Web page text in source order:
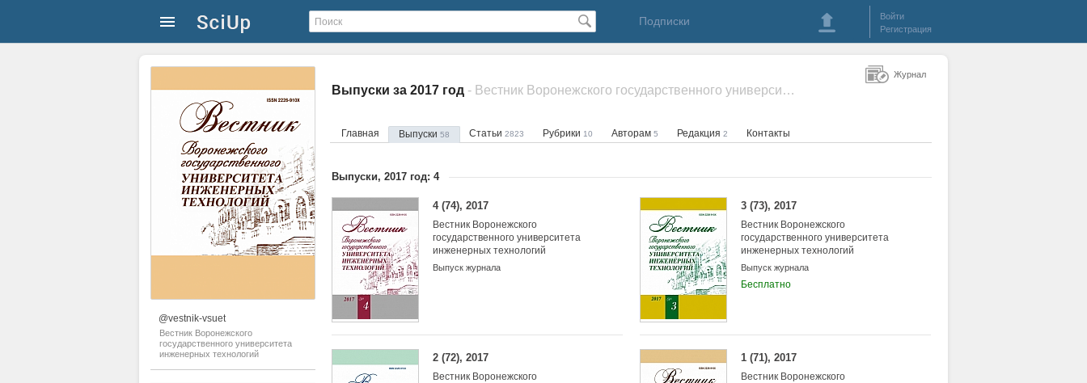
Подписки
Войти
Регистрация
@vestnik-vsuet
Вестник Воронежского
государственного университета
инженерных технологий
Выпуски за 2017 год - Вестник Воронежского государственного университета инженерных технологий
Главная Выпуски 58 Статьи 2823 Рубрики 10 Авторам 5 Редакция 2 Контакты
Выпуски, 2017 год: 4
4 (74), 2017
Вестник Воронежского
государственного университета
инженерных технологий
Выпуск журнала
3 (73), 2017
Вестник Воронежского
государственного университета
инженерных технологий
Выпуск журнала
Бесплатно
2 (72), 2017
Вестник Воронежского
1 (71), 2017
Вестник Воронежского
Журнал